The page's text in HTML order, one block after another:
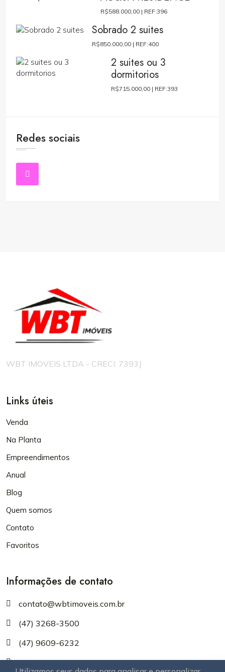
R$588.000,00 | REF:396
Sobrado 2 suites
R$850.000,00 | REF:400
2 suites ou 3
dormitorios
R$715.000,00 | REF:393
Redes sociais
WBT IMOVEIS LTDA - CRECI: 7393J
Links úteis
Venda
Na Planta
Empreendimentos
Anual
Blog
Quem somos
Contato
Favoritos
Informações de contato
contato@wbtimoveis.com.br
(47) 3268-3500
(47) 9609-6232
(47) 99609-6232